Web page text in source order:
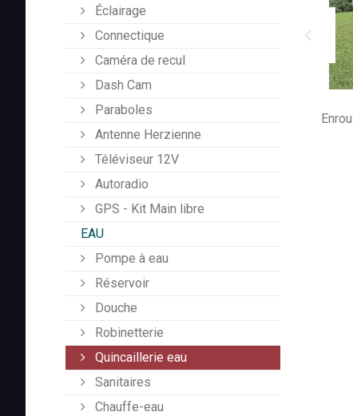
Éclairage
Connectique
Caméra de recul
Dash Cam
Paraboles
Antenne Herzienne
Téléviseur 12V
Autoradio
GPS - Kit Main libre
EAU
Pompe à eau
Réservoir
Douche
Robinetterie
Quincaillerie eau
Sanitaires
Chauffe-eau